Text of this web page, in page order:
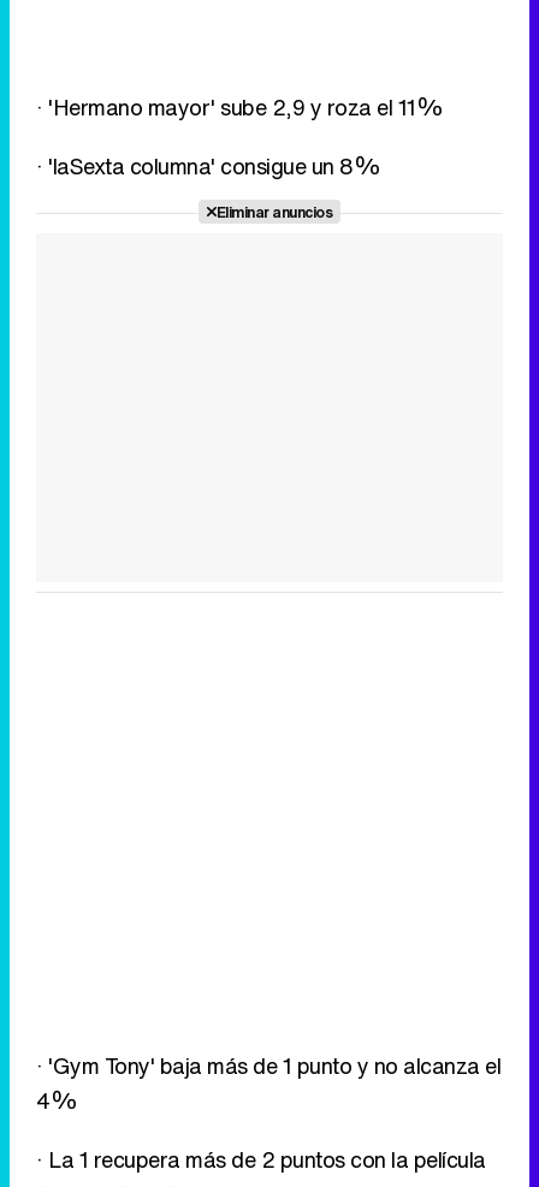
· 'Hermano mayor' sube 2,9 y roza el 11%
· 'laSexta columna' consigue un 8%
Eliminar anuncios
· 'Gym Tony' baja más de 1 punto y no alcanza el
4%
· La 1 recupera más de 2 puntos con la película